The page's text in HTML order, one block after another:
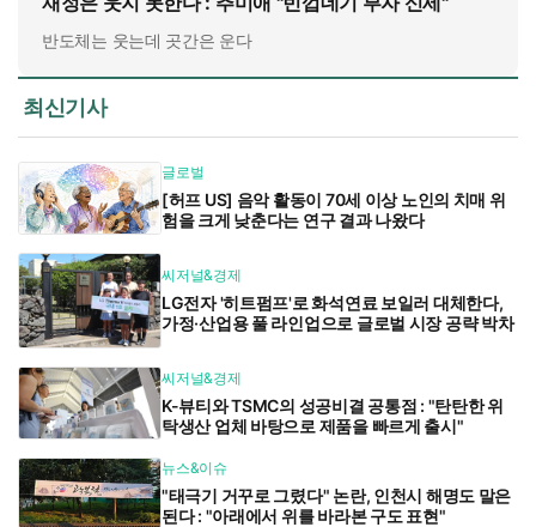
반도체는 웃는데 곳간은 운다
최신기사
글로벌
[허프 US] 음악 활동이 70세 이상 노인의 치매 위
험을 크게 낮춘다는 연구 결과 나왔다
씨저널&경제
LG전자 '히트펌프'로 화석연료 보일러 대체한다,
가정·산업용 풀 라인업으로 글로벌 시장 공략 박차
씨저널&경제
K-뷰티와 TSMC의 성공비결 공통점 : "탄탄한 위
탁생산 업체 바탕으로 제품을 빠르게 출시"
뉴스&이슈
"태극기 거꾸로 그렸다" 논란, 인천시 해명도 말은
된다 : "아래에서 위를 바라본 구도 표현"